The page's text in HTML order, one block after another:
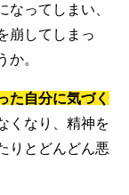
なってしまい、
崩してしまっ
か。
た自分に気づく
くなり、精神を
りとどんどん悪